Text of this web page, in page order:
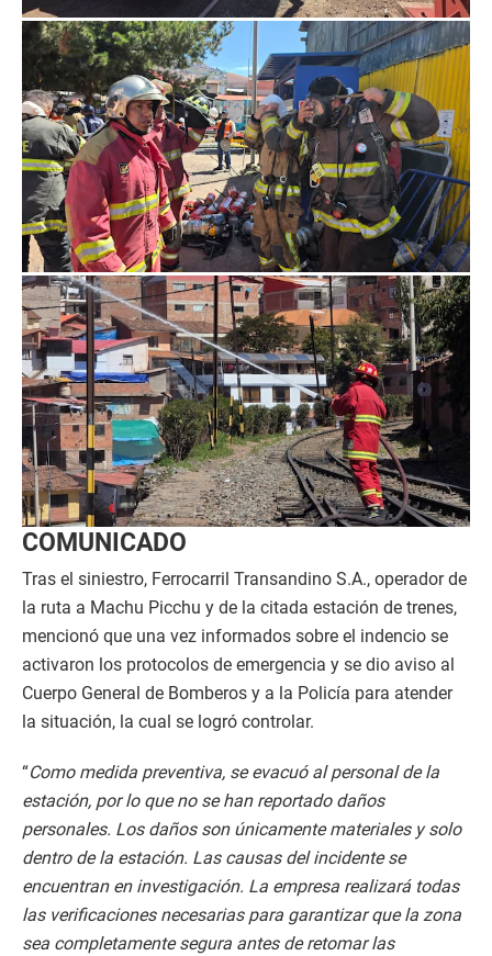
COMUNICADO
Tras el siniestro, Ferrocarril Transandino S.A., operador de
la ruta a Machu Picchu y de la citada estación de trenes,
mencionó que una vez informados sobre el indencio se
activaron los protocolos de emergencia y se dio aviso al
Cuerpo General de Bomberos y a la Policía para atender
la situación, la cual se logró controlar.
“Como medida preventiva, se evacuó al personal de la
estación, por lo que no se han reportado daños
personales. Los daños son únicamente materiales y solo
dentro de la estación. Las causas del incidente se
encuentran en investigación. La empresa realizará todas
las verificaciones necesarias para garantizar que la zona
sea completamente segura antes de retomar las